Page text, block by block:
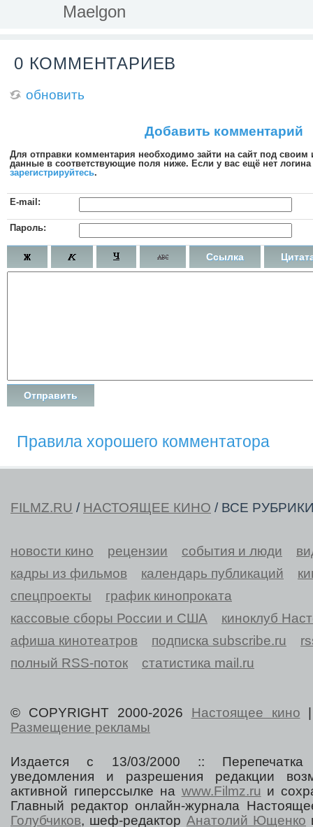
Maelgon
0 КОММЕНТАРИЕВ
обновить
Добавить комментарий
Для отправки комментария необходимо зайти на сайт под
данные в соответствующие поля ниже. Если у вас ещё нет
зарегистрируйтесь.
E-mail:
Пароль:
Ссылка
Правила хорошего комментатора
FILMZ.RU / НАСТОЯЩЕЕ КИНО / ВСЕ
новости кино рецензии события и люди
кадры из фильмов
календарь публикаций
спецпроекты
график кинопроката
кассовые сборы России и США
киноклуб
афиша кинотеатров
подписка subscribe.ru
полный RSS-поток
статистика mail.ru
© COPYRIGHT 2000-2026 Настоящее кино
Размещение рекламы
Издается с 13/03/2000 :: Перепечатка
уведомления и разрешения редакции
активной гиперссылке на www.Filmz.ru и
Главный редактор онлайн-журнала
Голубчиков, шеф-редактор Анатолий Ющенко